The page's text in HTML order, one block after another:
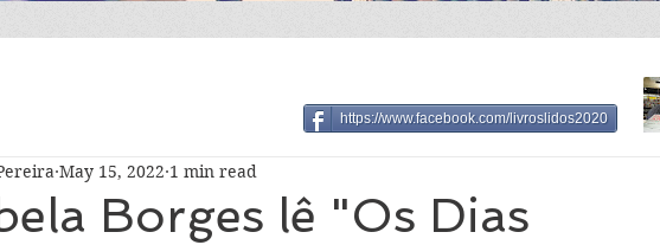
Borges lê "Os Dias
May 15, 2022 1 min read
https://www.facebook.com/livroslidos2020